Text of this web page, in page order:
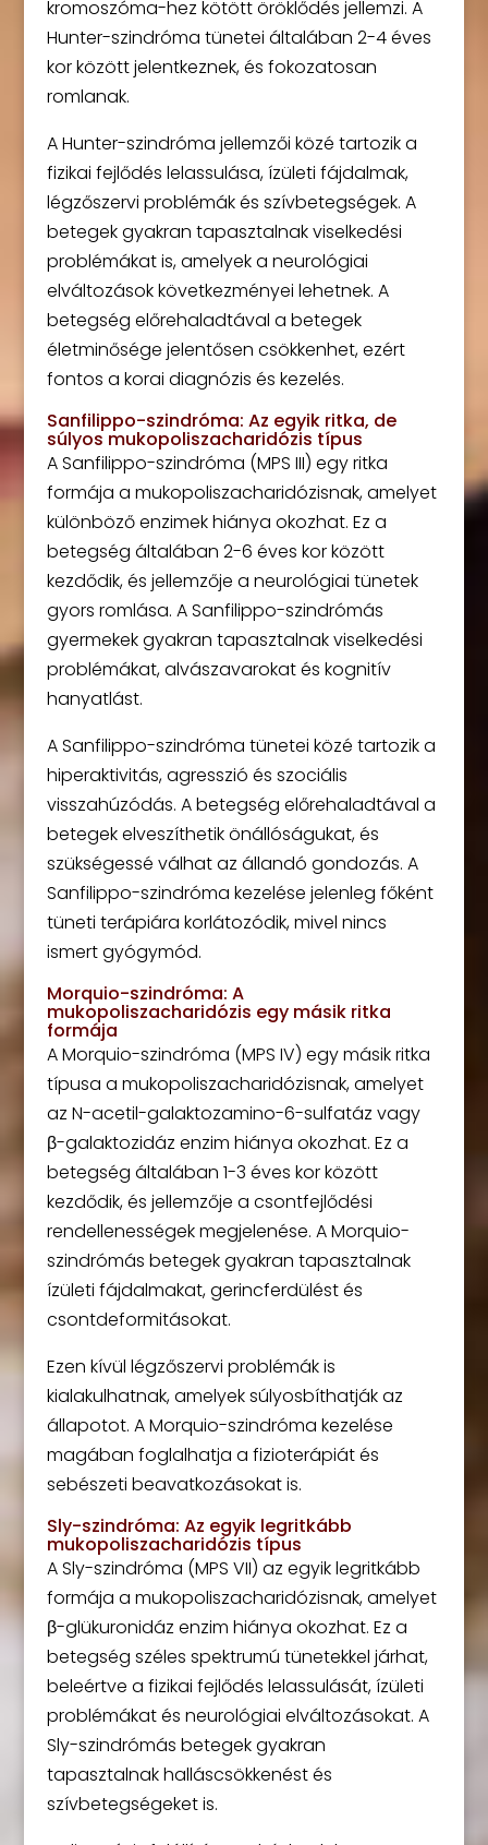
kromoszóma-hez kötött öröklődés jellemzi. A
Hunter-szindróma tünetei általában 2-4 éves
kor között jelentkeznek, és fokozatosan
romlanak.
A Hunter-szindróma jellemzői közé tartozik a
fizikai fejlődés lelassulása, ízületi fájdalmak,
légzőszervi problémák és szívbetegségek. A
betegek gyakran tapasztalnak viselkedési
problémákat is, amelyek a neurológiai
elváltozások következményei lehetnek. A
betegség előrehaladtával a betegek
életminősége jelentősen csökkenhet, ezért
fontos a korai diagnózis és kezelés.
Sanfilippo-szindróma: Az egyik ritka, de
súlyos mukopoliszacharidózis típus
A Sanfilippo-szindróma (MPS III) egy ritka
formája a mukopoliszacharidózisnak, amelyet
különböző enzimek hiánya okozhat. Ez a
betegség általában 2-6 éves kor között
kezdődik, és jellemzője a neurológiai tünetek
gyors romlása. A Sanfilippo-szindrómás
gyermekek gyakran tapasztalnak viselkedési
problémákat, alvászavarokat és kognitív
hanyatlást.
A Sanfilippo-szindróma tünetei közé tartozik a
hiperaktivitás, agresszió és szociális
visszahúzódás. A betegség előrehaladtával a
betegek elveszíthetik önállóságukat, és
szükségessé válhat az állandó gondozás. A
Sanfilippo-szindróma kezelése jelenleg főként
tüneti terápiára korlátozódik, mivel nincs
ismert gyógymód.
Morquio-szindróma: A
mukopoliszacharidózis egy másik ritka
formája
A Morquio-szindróma (MPS IV) egy másik ritka
típusa a mukopoliszacharidózisnak, amelyet
az N-acetil-galaktozamino-6-sulfatáz vagy
β-galaktozidáz enzim hiánya okozhat. Ez a
betegség általában 1-3 éves kor között
kezdődik, és jellemzője a csontfejlődési
rendellenességek megjelenése. A Morquio-
szindrómás betegek gyakran tapasztalnak
ízületi fájdalmakat, gerincferdülést és
csontdeformitásokat.
Ezen kívül légzőszervi problémák is
kialakulhatnak, amelyek súlyosbíthatják az
állapotot. A Morquio-szindróma kezelése
magában foglalhatja a fizioterápiát és
sebészeti beavatkozásokat is.
Sly-szindróma: Az egyik legritkább
mukopoliszacharidózis típus
A Sly-szindróma (MPS VII) az egyik legritkább
formája a mukopoliszacharidózisnak, amelyet
β-glükuronidáz enzim hiánya okozhat. Ez a
betegség széles spektrumú tünetekkel járhat,
beleértve a fizikai fejlődés lelassulását, ízületi
problémákat és neurológiai elváltozásokat. A
Sly-szindrómás betegek gyakran
tapasztalnak halláscsökkenést és
szívbetegségeket is.